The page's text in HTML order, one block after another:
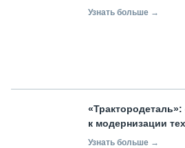
Узнать больше →
к модернизации
Узнать больше →